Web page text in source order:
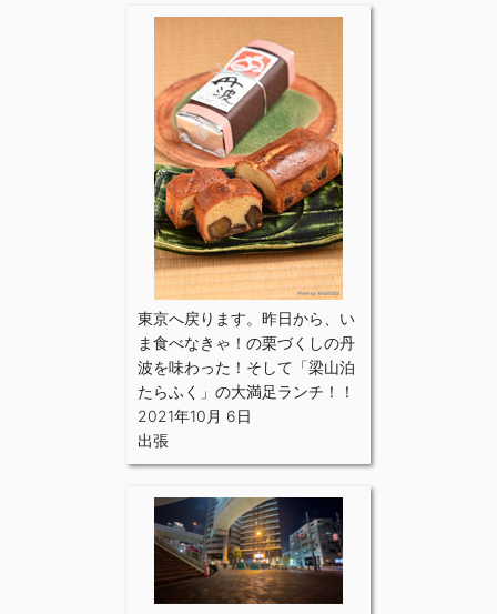
東京へ戻ります。昨日から、い
ま食べなきゃ！の栗づくしの丹
波を味わった！そして「梁山泊
たらふく」の大満足ランチ！！
2021年10月 6日
出張